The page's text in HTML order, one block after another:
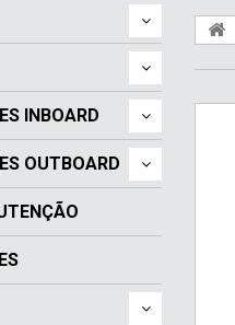
INBOARD
OUTBOARD